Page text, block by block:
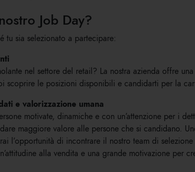
Job Day?
tu sia selezionato a partecipare:
nel settore del retail? La nostra azienda offre
scoprire le posizioni disponibili e candidarti per la
e valorizzazione umana
motivate, dinamiche e con un’attenzione per i
maggiore valore alle persone che si candidano.
l’opportunità di incontrare il nostro team di
alla vendita e una grande motivazione per